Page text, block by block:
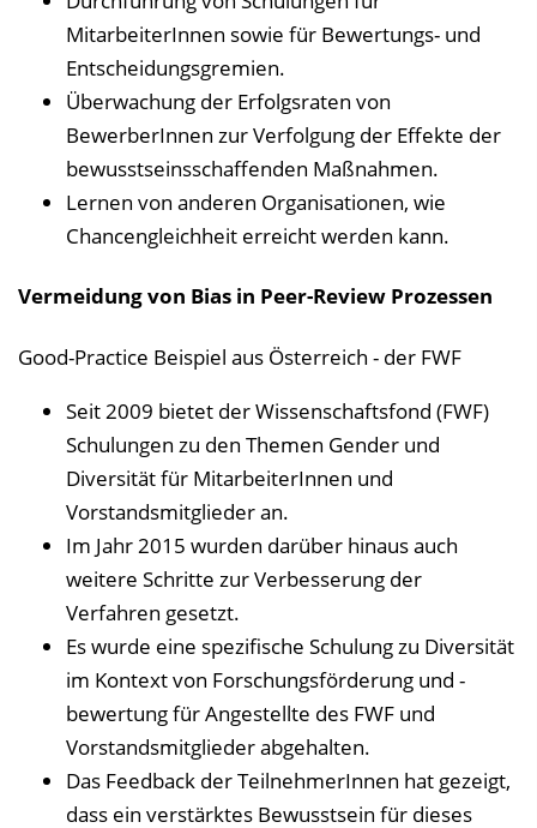
MitarbeiterInnen sowie für Bewertungs- und
Entscheidungsgremien.
Überwachung der Erfolgsraten von
BewerberInnen zur Verfolgung der Effekte der
bewusstseinsschaffenden Maßnahmen.
Lernen von anderen Organisationen, wie
Chancengleichheit erreicht werden kann.
Vermeidung von Bias in Peer-Review Prozessen
Good-Practice Beispiel aus Österreich - der FWF
Seit 2009 bietet der Wissenschaftsfond (FWF)
Schulungen zu den Themen Gender und
Diversität für MitarbeiterInnen und
Vorstandsmitglieder an.
Im Jahr 2015 wurden darüber hinaus auch
weitere Schritte zur Verbesserung der
Verfahren gesetzt.
Es wurde eine spezifische Schulung zu Diversität
im Kontext von Forschungsförderung und -
bewertung für Angestellte des FWF und
Vorstandsmitglieder abgehalten.
Das Feedback der TeilnehmerInnen hat gezeigt,
dass ein verstärktes Bewusstsein für dieses